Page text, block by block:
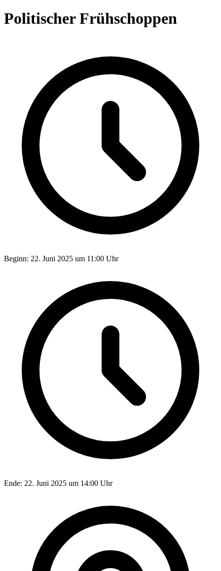
Politischer Frühschoppen
Beginn: 22. Juni 2025 um 11:00 Uhr
Ende: 22. Juni 2025 um 14:00 Uhr